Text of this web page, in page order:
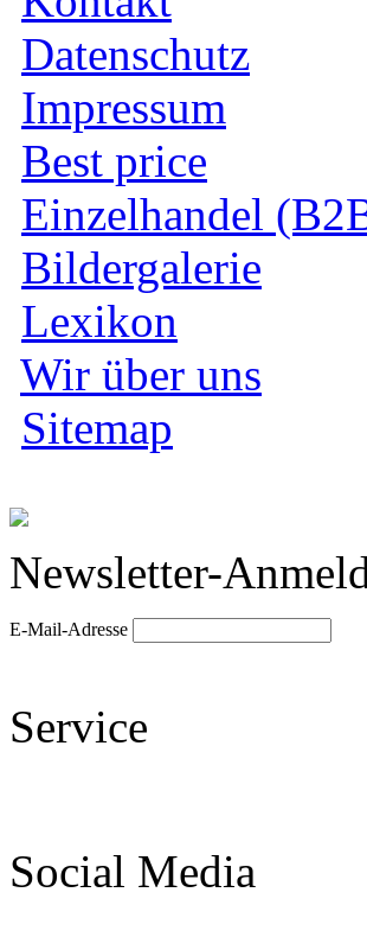
Datenschutz
Impressum
Best price
Einzelhandel
Bildergalerie
Lexikon
Wir über uns
Sitemap
Newsletter-
E-Mail-Adresse
Service
Social Media